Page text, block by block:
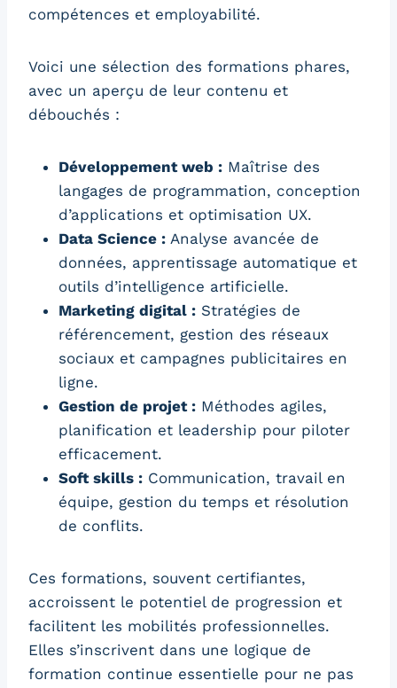
compétences et employabilité.
Voici une sélection des formations phares,
avec un aperçu de leur contenu et
débouchés :
Développement web : Maîtrise des
langages de programmation, conception
d’applications et optimisation UX.
Data Science : Analyse avancée de
données, apprentissage automatique et
outils d’intelligence artificielle.
Marketing digital : Stratégies de
référencement, gestion des réseaux
sociaux et campagnes publicitaires en
ligne.
Gestion de projet : Méthodes agiles,
planification et leadership pour piloter
efficacement.
Soft skills : Communication, travail en
équipe, gestion du temps et résolution
de conflits.
Ces formations, souvent certifiantes,
accroissent le potentiel de progression et
facilitent les mobilités professionnelles.
Elles s’inscrivent dans une logique de
formation continue essentielle pour ne pas